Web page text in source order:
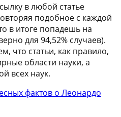
в любой статье
подобное с каждой
в итоге попадешь на
для 94,52% случаев).
что статьи, как правило,
области науки, а
всех наук.
фактов о Леонардо